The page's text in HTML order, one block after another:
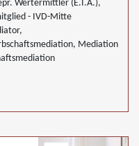
Wertermittler (E.I.A.),
- IVD-Mitte
Mediation